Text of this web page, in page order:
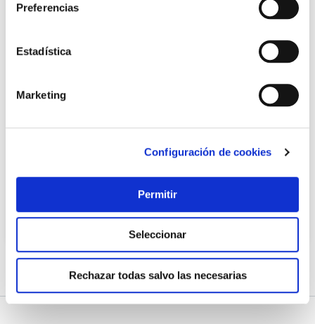
Preferencias
Estadística
Marketing
Configuración de cookies
Permitir
Seleccionar
Rechazar todas salvo las necesarias
Nebo
44,75 €
Añadir al carrito